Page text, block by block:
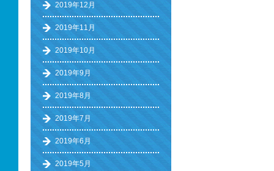
2019年12月
2019年11月
2019年10月
2019年9月
2019年8月
2019年7月
2019年6月
2019年5月